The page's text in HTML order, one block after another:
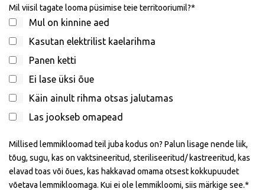
Mil viisil tagate looma püsimise teie territooriumil?
Mul on kinnine aed
Kasutan elektrilist kaelarihma
Panen ketti
Ei lase üksi õue
Käin ainult rihma otsas jalutamas
Las jookseb omapead
Millised lemmikloomad teil juba kodus on? Palun lisage nende liik,
tõug, sugu, kas on vaktsineeritud, steriliseeritud/ kastreeritud, kas
elavad toas või õues, kas hakkavad omama otsest kokkupuudet
võetava lemmikloomaga. Kui ei ole lemmikloomi, siis märkige see.